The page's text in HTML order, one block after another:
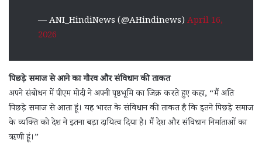
— ANI_HindiNews (@AHindinews)April 16,
2026
पिछड़े समाज से आने का गौरव और संविधान की ताकत
अपने संबोधन में पीएम मोदी ने अपनी पृष्ठभूमि का जिक्र करते हुए कहा, “मैं अति
पिछड़े समाज से आता हूं। यह भारत के संविधान की ताकत है कि इतने पिछड़े समाज
के व्यक्ति को देश ने इतना बड़ा दायित्व दिया है। मैं देश और संविधान निर्माताओं का
ऋणी हूं।”